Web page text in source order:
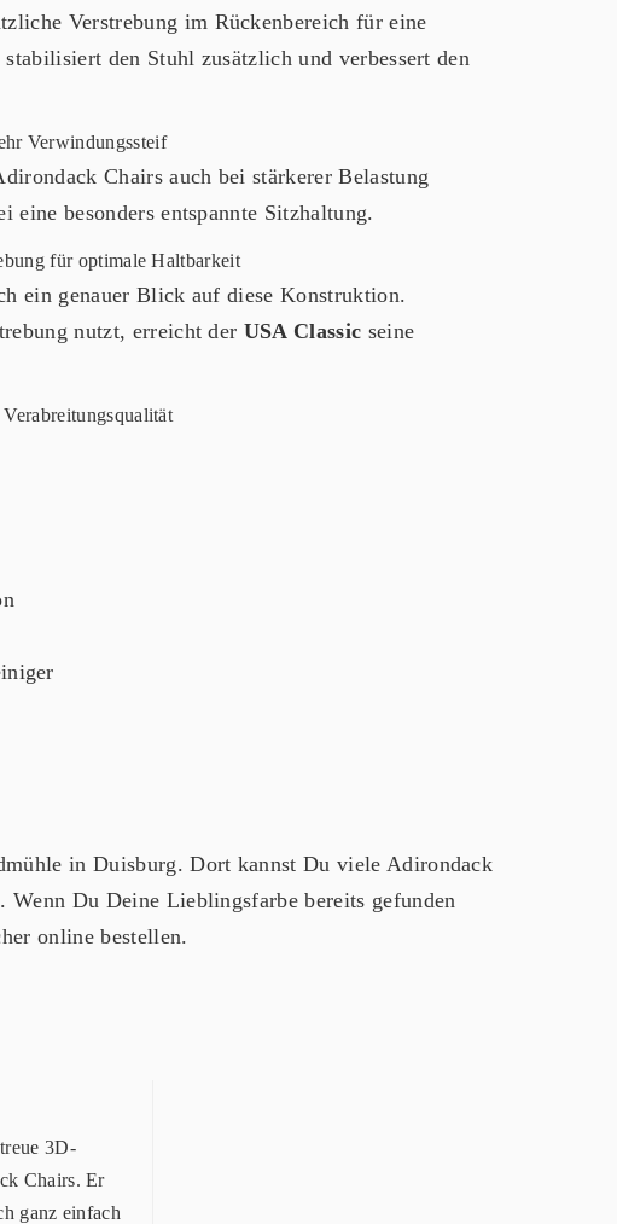
Verstrebung im Rückenbereich für eine
den Stuhl zusätzlich und verbessert den
Chairs auch bei stärkerer Belastung
besonders entspannte Sitzhaltung.
ein genauer Blick auf diese Konstruktion.
nutzt, erreicht der USA Classic seine
in Duisburg. Dort kannst Du viele Adirondack
Wenn Du Deine Lieblingsfarbe bereits gefunden
online bestellen.
3D-
Chairs. Er
ganz einfach